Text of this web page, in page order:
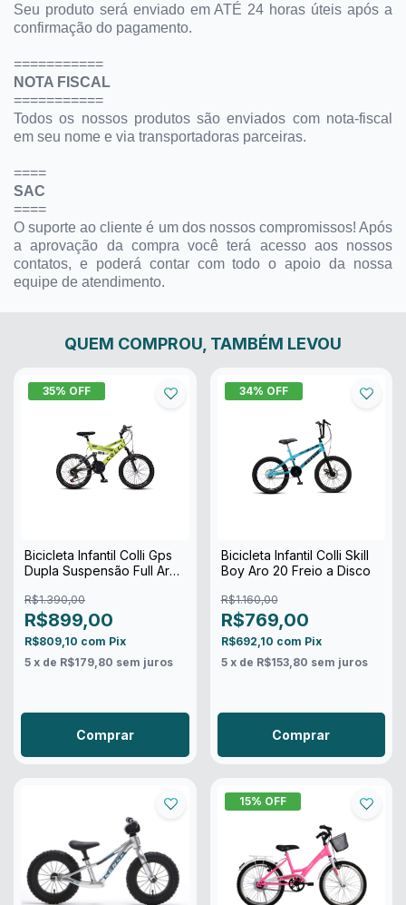
Seu produto será enviado em ATÉ 24 horas úteis após a
confirmação do pagamento.
===========
NOTA FISCAL
===========
Todos os nossos produtos são enviados com nota-fiscal
em seu nome e via transportadoras parceiras.
====
SAC
====
O suporte ao cliente é um dos nossos compromissos! Após
a aprovação da compra você terá acesso aos nossos
contatos, e poderá contar com todo o apoio da nossa
equipe de atendimento.
QUEM COMPROU, TAMBÉM LEVOU
35% OFF
Bicicleta Infantil Colli Gps
Dupla Suspensão Full Aro
R$1.390,00
R$899,00
R$809,10 com Pix
5 x de R$179,80 sem juros
Comprar
34% OFF
Bicicleta Infantil Colli Skill
Boy Aro 20 Freio a Disco
R$1.160,00
R$769,00
R$692,10 com Pix
5 x de R$153,80 sem juros
Comprar
15% OFF